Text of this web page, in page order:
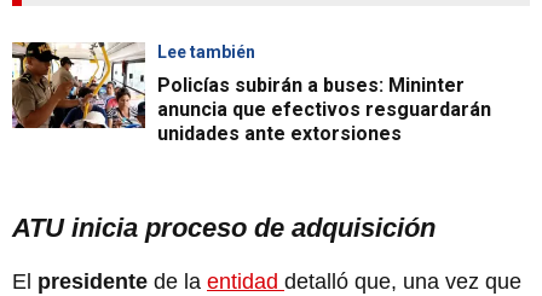
Lee también
Policías subirán a buses: Mininter
anuncia que efectivos resguardarán
unidades ante extorsiones
ATU inicia proceso de adquisición
El presidente de la entidad detalló que, una vez que